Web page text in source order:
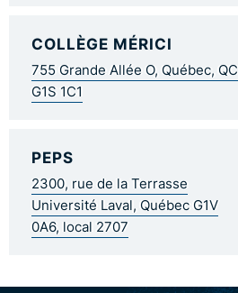
COLLÈGE MÉRICI
755 Grande Allée O, Québec, QC
G1S 1C1
PEPS
2300, rue de la Terrasse
Université Laval, Québec G1V
0A6, local 2707